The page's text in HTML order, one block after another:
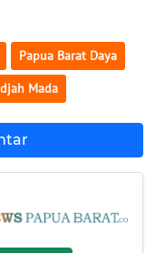
Papua Barat Daya
Mada